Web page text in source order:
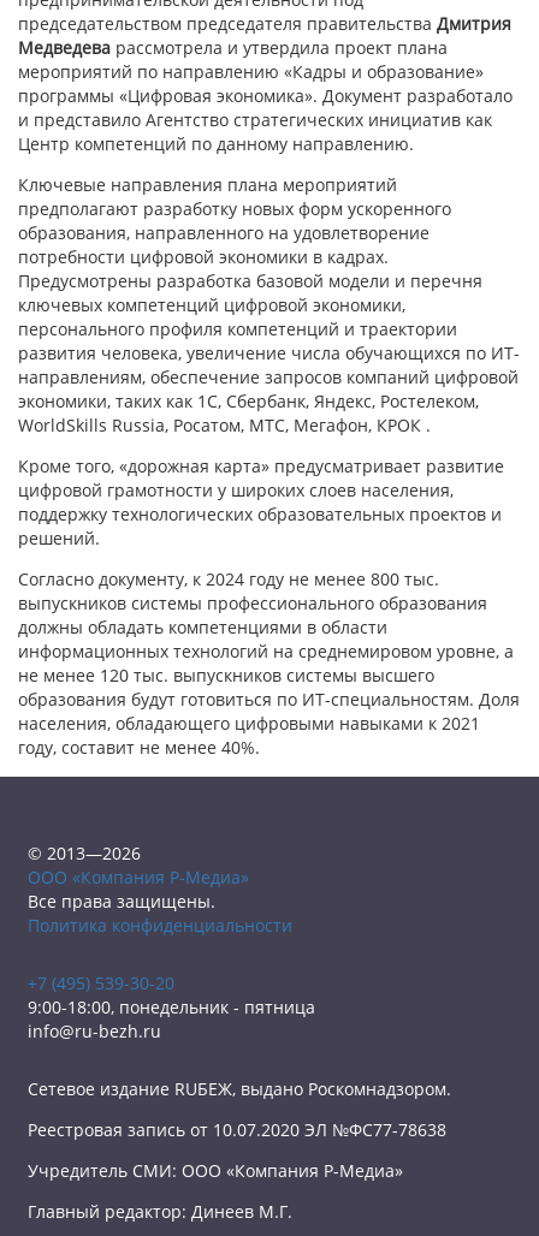
председательством председателя правительства Дмитрия
Медведева рассмотрела и утвердила проект плана
мероприятий по направлению «Кадры и образование»
программы «Цифровая экономика». Документ разработало
и представило Агентство стратегических инициатив как
Центр компетенций по данному направлению.
Ключевые направления плана мероприятий
предполагают разработку новых форм ускоренного
образования, направленного на удовлетворение
потребности цифровой экономики в кадрах.
Предусмотрены разработка базовой модели и перечня
ключевых компетенций цифровой экономики,
персонального профиля компетенций и траектории
развития человека, увеличение числа обучающихся по ИТ-
направлениям, обеспечение запросов компаний цифровой
экономики, таких как 1C, Сбербанк, Яндекс, Ростелеком,
WorldSkills Russia, Росатом, МТС, Мегафон, КРОК .
Кроме того, «дорожная карта» предусматривает развитие
цифровой грамотности у широких слоев населения,
поддержку технологических образовательных проектов и
решений.
Согласно документу, к 2024 году не менее 800 тыс.
выпускников системы профессионального образования
должны обладать компетенциями в области
информационных технологий на среднемировом уровне, а
не менее 120 тыс. выпускников системы высшего
образования будут готовиться по ИТ-специальностям. Доля
населения, обладающего цифровыми навыками к 2021
году, составит не менее 40%.
© 2013—2026
ООО «Компания Р-Медиа»
Все права защищены.
Политика конфиденциальности
+7 (495) 539-30-20
9:00-18:00, понедельник - пятница
info@ru-bezh.ru
Сетевое издание RUБЕЖ, выдано Роскомнадзором.
Реестровая запись от 10.07.2020 ЭЛ №ФС77-78638
Учредитель СМИ: ООО «Компания Р-Медиа»
Главный редактор: Динеев М.Г.